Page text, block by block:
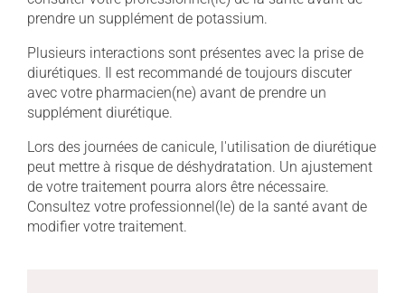
prendre un supplément de potassium.
Plusieurs interactions sont présentes avec la prise de
diurétiques. Il est recommandé de toujours discuter
avec votre pharmacien(ne) avant de prendre un
supplément diurétique.
Lors des journées de canicule, l'utilisation de diurétique
peut mettre à risque de déshydratation. Un ajustement
de votre traitement pourra alors être nécessaire.
Consultez votre professionnel(le) de la santé avant de
modifier votre traitement.